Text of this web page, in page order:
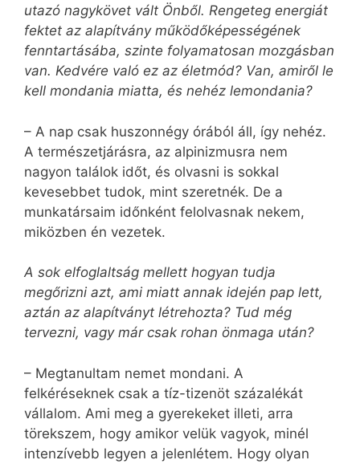
utazó nagykövet vált Önből. Rengeteg energiát
fektet az alapítvány működőképességének
fenntartásába, szinte folyamatosan mozgásban
van. Kedvére való ez az életmód? Van, amiről le
kell mondania miatta, és nehéz lemondania?
– A nap csak huszonnégy órából áll, így nehéz.
A természetjárásra, az alpinizmusra nem
nagyon találok időt, és olvasni is sokkal
kevesebbet tudok, mint szeretnék. De a
munkatársaim időnként felolvasnak nekem,
miközben én vezetek.
A sok elfoglaltság mellett hogyan tudja
megőrizni azt, ami miatt annak idején pap lett,
aztán az alapítványt létrehozta? Tud még
tervezni, vagy már csak rohan önmaga után?
– Megtanultam nemet mondani. A
felkéréseknek csak a tíz-tizenöt százalékát
vállalom. Ami meg a gyerekeket illeti, arra
törekszem, hogy amikor velük vagyok, minél
intenzívebb legyen a jelenlétem. Hogy olyan